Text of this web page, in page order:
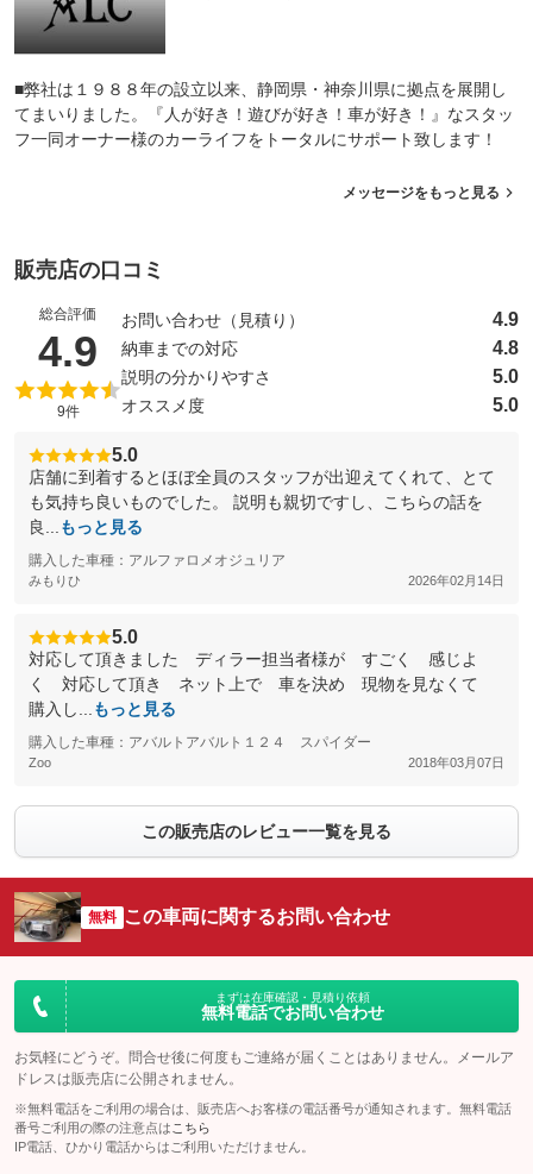
■弊社は１９８８年の設立以来、静岡県・神奈川県に拠点を展開し
てまいりました。『人が好き！遊びが好き！車が好き！』なスタッ
フ一同オーナー様のカーライフをトータルにサポート致します！
メッセージをもっと見る
販売店の口コミ
総合評価
4.9 （5点満点中）
9件
お問い合わせ（見積り） 4.9
納車までの対応 4.8
説明の分かりやすさ 5.0
オススメ度 5.0
5.0
店舗に到着するとほぼ全員のスタッフが出迎えてくれて、とて
も気持ち良いものでした。 説明も親切ですし、こちらの話を
良...
もっと見る
購入した車種：アルファロメオジュリア
みもりひ 2026年02月14日
5.0
対応して頂きました ディラー担当者様が すごく 感じよ
く 対応して頂き ネット上で 車を決め 現物を見なくて
購入し...
もっと見る
購入した車種：アバルトアバルト１２４ スパイダー
Zoo 2018年03月07日
この販売店のレビュー一覧を見る
無料 この車両に関するお問い合わせ
まずは在庫確認・見積り依頼
無料電話でお問い合わせ
お気軽にどうぞ。問合せ後に何度もご連絡が届くことはありません。メールア
ドレスは販売店に公開されません。
※無料電話をご利用の場合は、販売店へお客様の電話番号が通知されます。無料電話
番号ご利用の際の注意点は こちら
IP電話、ひかり電話からはご利用いただけません。